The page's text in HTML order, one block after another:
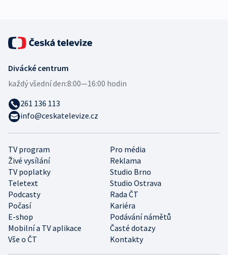
TV program
Pro média
Živé vysílání
Reklama
TV poplatky
Studio Brno
Teletext
Studio Ostrava
Podcasty
Rada ČT
Počasí
Kariéra
E-shop
Podávání námětů
Mobilní a TV aplikace
Časté dotazy
Vše o ČT
Kontakty
Divácké centrum
každý všední den:8:00—16:00 hodin
261 136 113
info@ceskatelevize.cz